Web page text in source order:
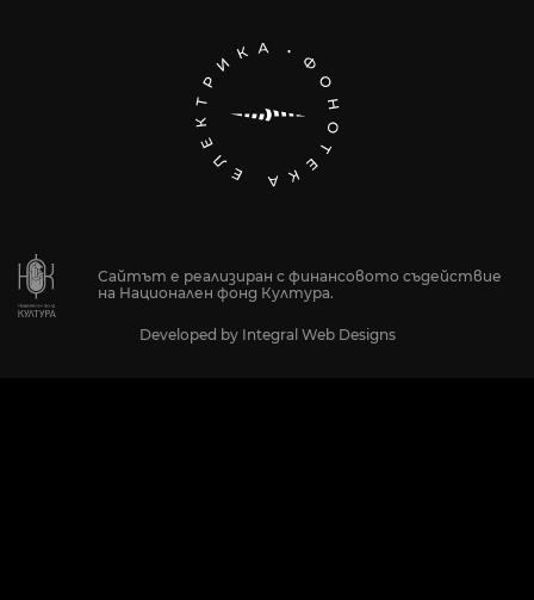
Сайтът е реализиран с финансовото съдействие
на Национален фонд Култура.
Developed by Integral Web Designs